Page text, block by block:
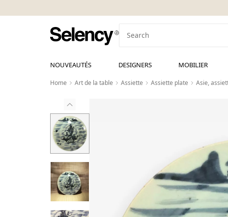
NOUVEAUTÉS DESIGNERS MOBILIER
Home Art de la table Assiette Assiette plate Asie,